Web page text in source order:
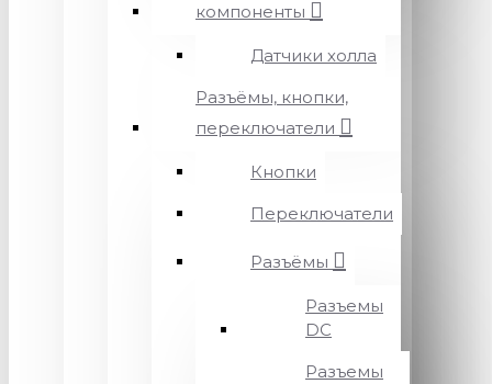
компоненты
Датчики холла
Разъёмы, кнопки,
переключатели
Кнопки
Переключатели
Разъёмы
Разъемы
DC
Разъемы